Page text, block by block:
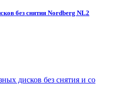
без снятия Nordberg NL2